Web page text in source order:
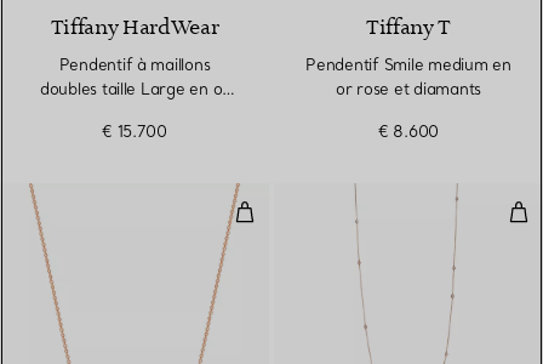
Tiffany HardWear
Pendentif à maillons
doubles taille Large en or
diamants
€ 15.700
Tiffany T
Pendentif Smile medium en
or rose et diamants
€ 8.600
Pendentif Smile en or rose 18